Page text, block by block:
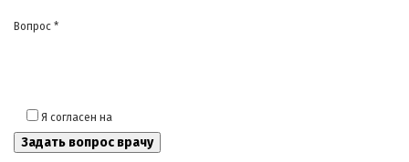
Вопрос *
Я согласен на